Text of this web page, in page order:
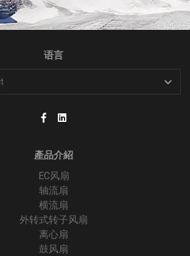
语言
產品介紹
EC风扇
轴流扇
横流扇
外转式转子风扇
离心扇
鼓风扇